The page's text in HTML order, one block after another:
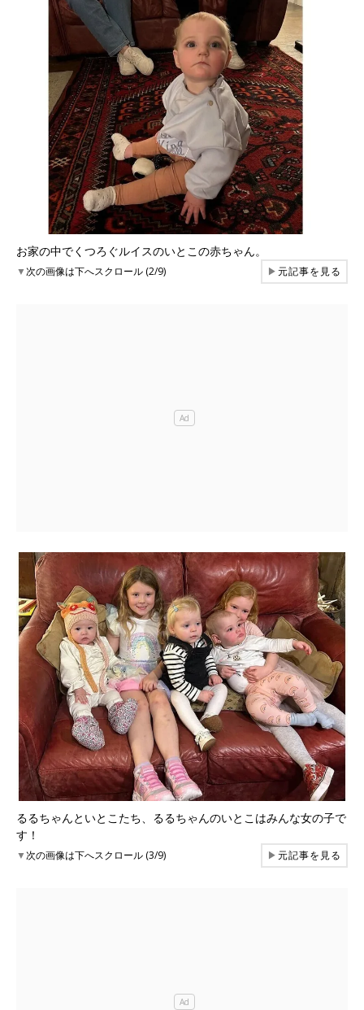
お家の中でくつろぐルイスのいとこの赤ちゃん。
▼次の画像は下へスクロール (2/9) ▶元記事を見る
るるちゃんといとこたち、るるちゃんのいとこはみんな女の子で
す！
▼次の画像は下へスクロール (3/9) ▶元記事を見る